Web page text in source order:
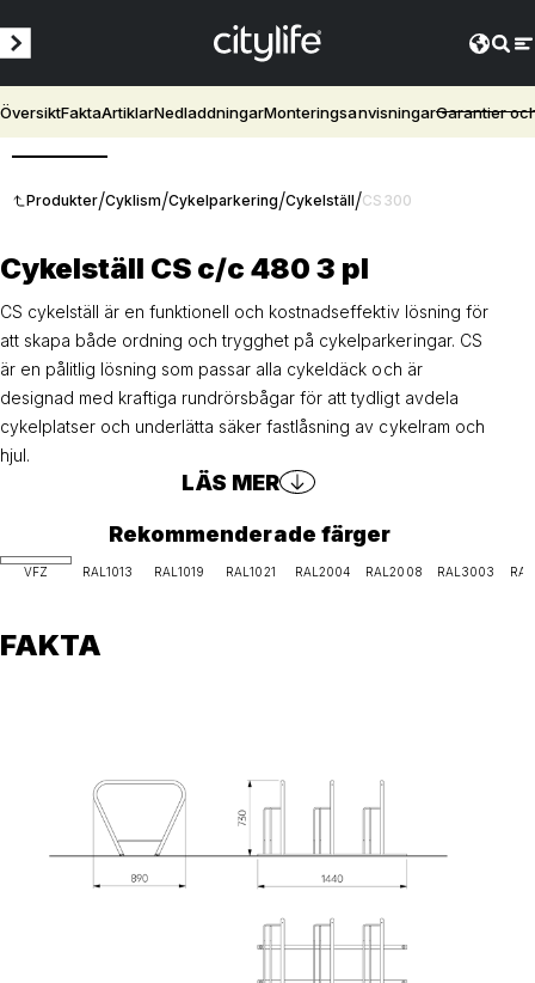
ÖversiktFaktaArtiklarNedladdningarMonteringsanvisningarGarantier
Produkter/Cyklism/Cykelparkering/Cykelställ/CS300
Cykelställ CS c/c 480 3 pl
CS cykelställ är en funktionell och kostnadseffektiv lösning för
att skapa både ordning och trygghet på cykelparkeringar. CS
är en pålitlig lösning som passar alla cykeldäck och är
designad med kraftiga rundrörsbågar för att tydligt avdela
cykelplatser och underlätta säker fastlåsning av cykelram och
hjul.
LÄS MER
Rekommenderade färger
VFZ RAL1013 RAL1019 RAL1021 RAL2004 RAL2008 RAL3003
FAKTA